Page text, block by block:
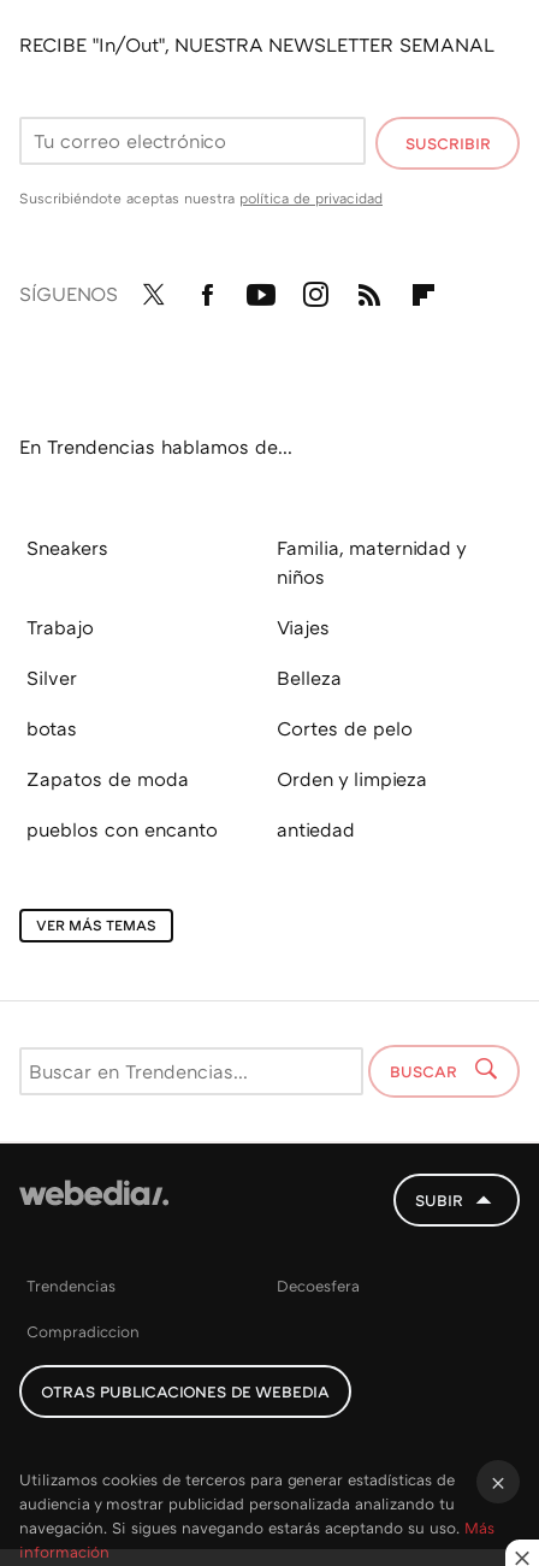
RECIBE "In/Out", NUESTRA NEWSLETTER SEMANAL
SUSCRIBIR
Suscribiéndote aceptas nuestra política de privacidad
SÍGUENOS
En Trendencias hablamos de...
Sneakers
Familia, maternidad y
niños
Trabajo Viajes
Silver Belleza
botas Cortes de pelo
Zapatos de moda Orden y limpieza
pueblos con encanto antiedad
VER MÁS TEMAS
BUSCAR
SUBIR
Trendencias Decoesfera
Compradiccion
OTRAS PUBLICACIONES DE WEBEDIA
Utilizamos cookies de terceros para generar estadísticas de
audiencia y mostrar publicidad personalizada analizando tu
navegación. Si sigues navegando estarás aceptando su uso. Más
información